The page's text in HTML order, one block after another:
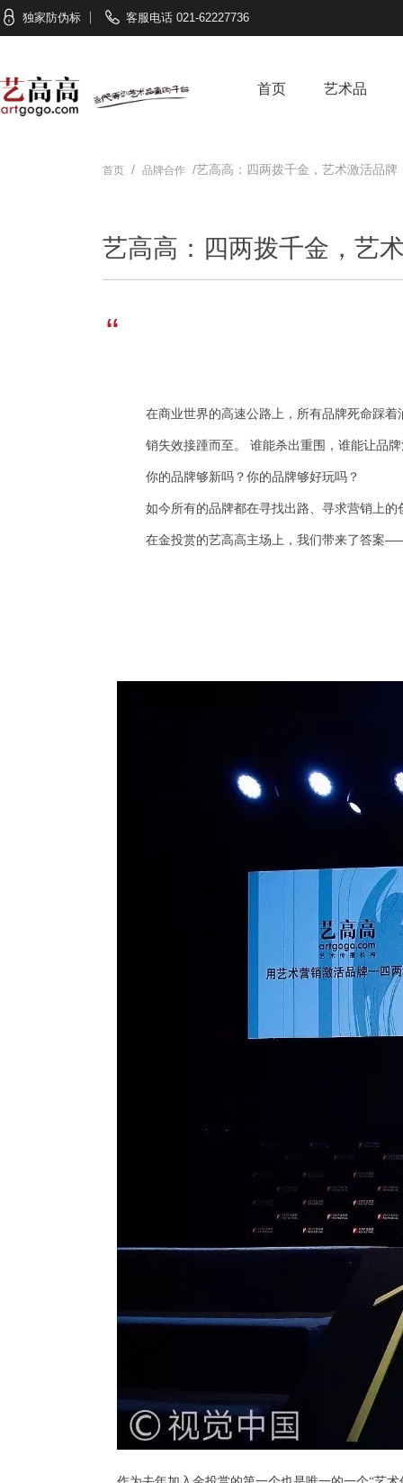
独家防伪标 客服电话 021-62227736
首页 艺术品
首页 / 品牌合作 /艺高高：四两拨千金，艺术激活品牌
艺高高：四两拨千金，艺
“
在商业世界的高速公路上，所有品牌死命踩
销失效接踵而至。 谁能杀出重围，谁能让品
你的品牌够新吗？你的品牌够好玩吗？
如今所有的品牌都在寻找出路、寻求营销上的
在金投赏的艺高高主场上，我们带来了答案